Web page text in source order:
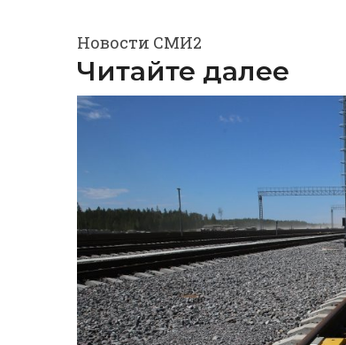
Новости СМИ2
Читайте далее